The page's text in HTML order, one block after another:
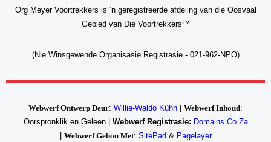
Org Meyer Voortrekkers is ‘n geregistreerde afdeling van die Oosvaal
Gebied van Die Voortrekkers™
(Nie Winsgewende Organisasie Registrasie - 021-962-NPO)
Webwerf Ontwerp Deur: Willie-Waldo Kühn Webwerf Inhoud:
Oorspronklik en Geleen |
Webwerf Registrasie: Domains.Co.Za
Webwerf Gebou Met: SitePad & Pagelayer